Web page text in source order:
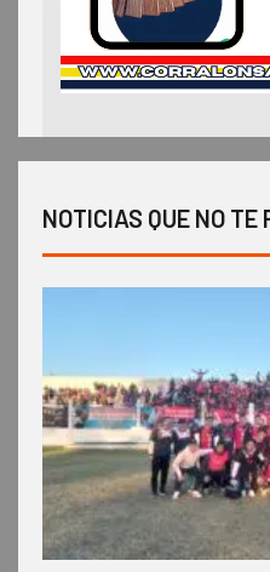
NOTICIAS QUE NO TE